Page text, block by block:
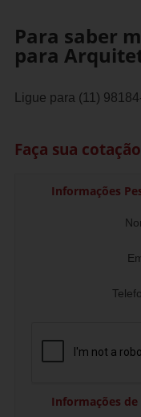
Para saber
para
Ligue para (11)
Faça sua cotação
Informações
Informações